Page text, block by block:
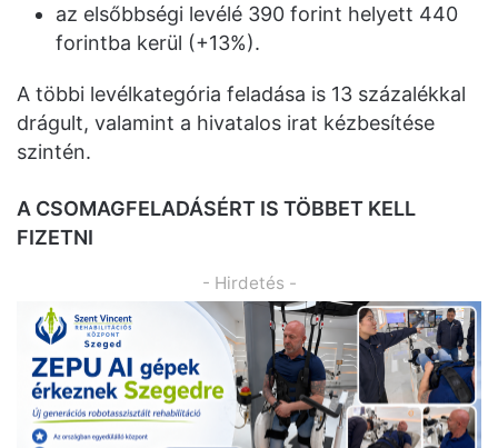
az elsőbbségi levélé 390 forint helyett 440
forintba kerül (+13%).
A többi levélkategória feladása is 13 százalékkal
drágult, valamint a hivatalos irat kézbesítése
szintén.
A CSOMAGFELADÁSÉRT IS TÖBBET KELL
FIZETNI
- Hirdetés -